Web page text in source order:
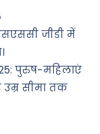
जीडी में
पुरुष-महिलाएं
सीमा तक